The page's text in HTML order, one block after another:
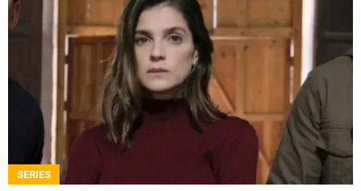
SERIES